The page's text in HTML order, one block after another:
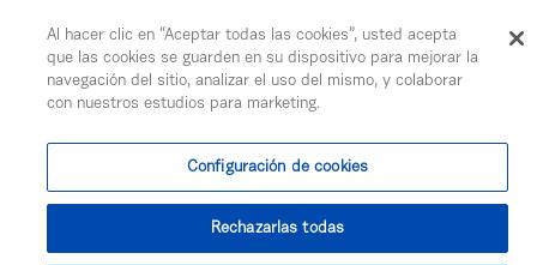
Saltar al contenido principal
Te informamos
Al hacer clic en “Aceptar todas las cookies”, usted acepta
que las cookies se guarden en su dispositivo para mejorar la
navegación del sitio, analizar el uso del mismo, y colaborar
con nuestros estudios para marketing.
Configuración de cookies
Rechazarlas todas